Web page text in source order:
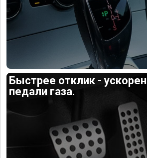
Быстрее отклик -
педали газа.